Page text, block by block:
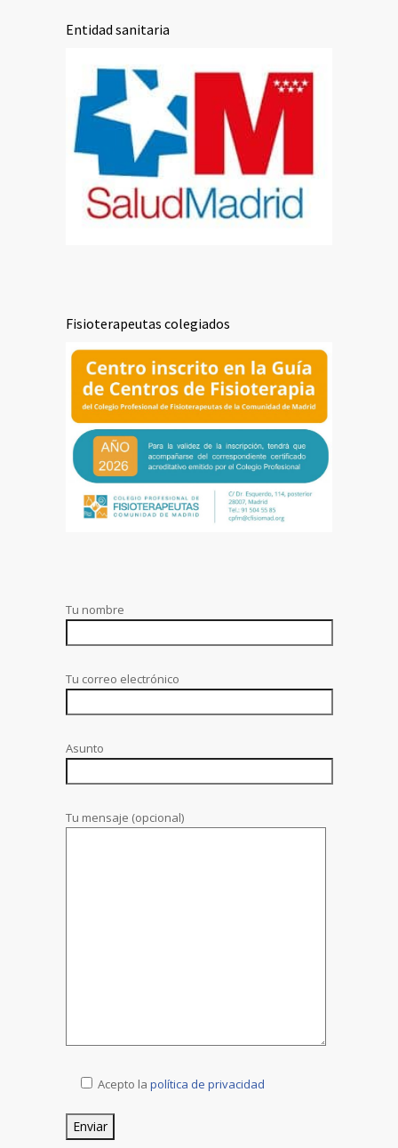
Entidad sanitaria
Fisioterapeutas colegiados
Tu nombre
Tu correo electrónico
Asunto
Tu mensaje (opcional)
Acepto la política de privacidad